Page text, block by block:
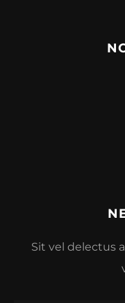
Sit vel delectus